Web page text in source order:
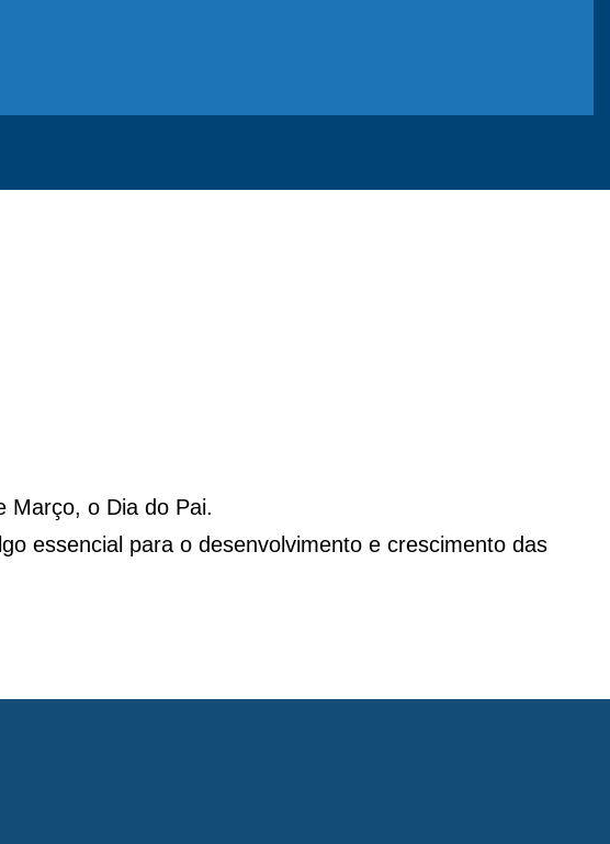
Março, o Dia do Pai.
essencial para o desenvolvimento e crescimento das